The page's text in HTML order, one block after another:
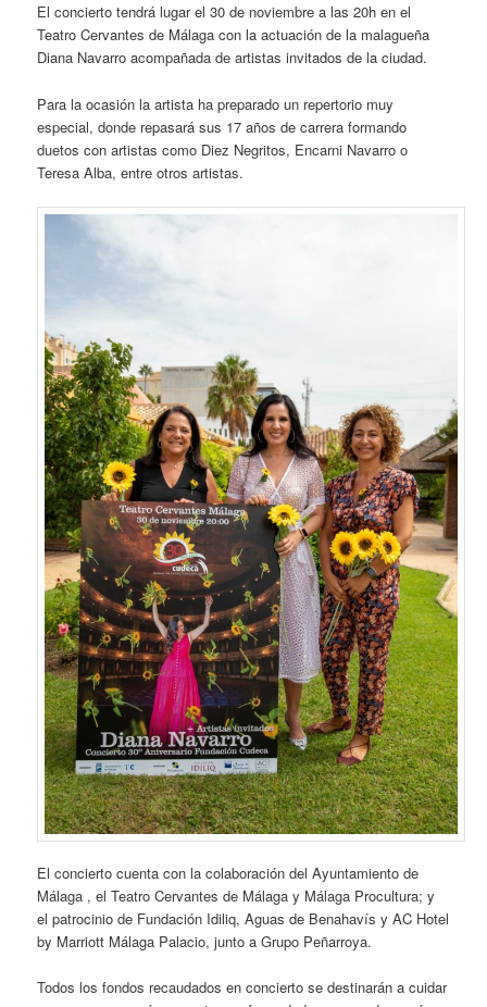
El concierto tendrá lugar el 30 de noviembre a las 20h en el
Teatro Cervantes de Málaga con la actuación de la malagueña
Diana Navarro acompañada de artistas invitados de la ciudad.
Para la ocasión la artista ha preparado un repertorio muy
especial, donde repasará sus 17 años de carrera formando
duetos con artistas como Diez Negritos, Encarni Navarro o
Teresa Alba, entre otros artistas.
El concierto cuenta con la colaboración del Ayuntamiento de
Málaga , el Teatro Cervantes de Málaga y Málaga Procultura; y
el patrocinio de Fundación Idiliq, Aguas de Benahavís y AC Hotel
by Marriott Málaga Palacio, junto a Grupo Peñarroya.
Todos los fondos recaudados en concierto se destinarán a cuidar